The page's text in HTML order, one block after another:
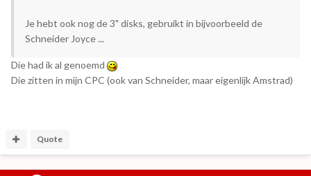
Je hebt ook nog de 3" disks, gebruikt in bijvoorbeeld de
Schneider Joyce ...
Die had ik al genoemd
Die zitten in mijn CPC (ook van Schneider, maar eigenlijk Amstrad)
Quote